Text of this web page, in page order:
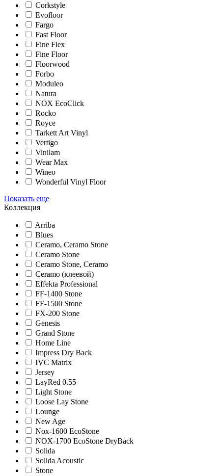
Corkstyle
Evofloor
Fargo
Fast Floor
Fine Flex
Fine Floor
Floorwood
Forbo
Moduleo
Natura
NOX EcoClick
Rocko
Royce
Tarkett Art Vinyl
Vertigo
Vinilam
Wear Max
Wineo
Wonderful Vinyl Floor
Показать еще
Коллекция
Arriba
Blues
Ceramo, Ceramo Stone
Ceramo Stone
Ceramo Stone, Ceramo
Ceramo (клеевой)
Effekta Professional
FF-1400 Stone
FF-1500 Stone
FX-200 Stone
Genesis
Grand Stone
Home Line
Impress Dry Back
IVC Matrix
Jersey
LayRed 0.55
Light Stone
Loose Lay Stone
Lounge
New Age
Nox-1600 EcoStone
NOX-1700 EcoStone DryBack
Solida
Solida Acoustic
Stone